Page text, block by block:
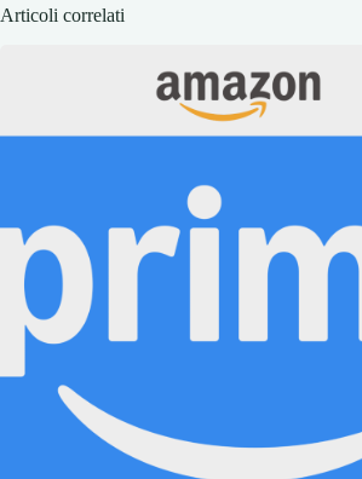
Articoli correlati